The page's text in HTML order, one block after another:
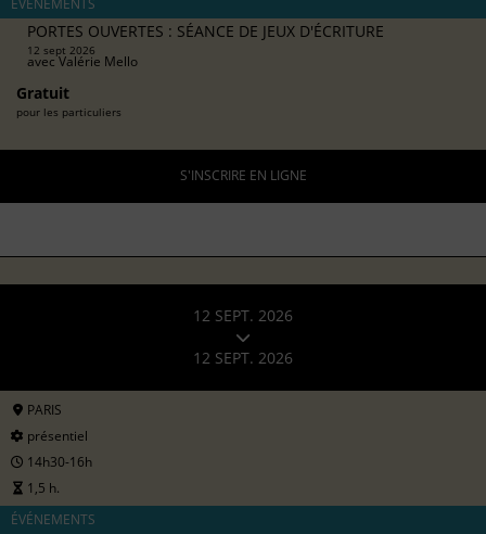
PORTES OUVERTES : SÉANCE DE JEUX D'ÉCRITURE
12 sept 2026
avecValérie Mello
Gratuit
pour les particuliers
S'INSCRIRE EN LIGNE
12 SEPT. 2026
12 SEPT. 2026
PARIS
présentiel
14h30-16h
1,5 h.
ÉVÉNEMENTS